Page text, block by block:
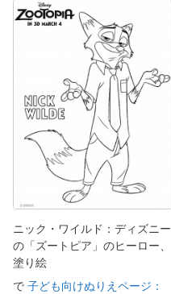
ニック・ワイルド：ディズニー
の「ズートピア」のヒーロー、
塗り絵
で 子ども向けぬりえページ：